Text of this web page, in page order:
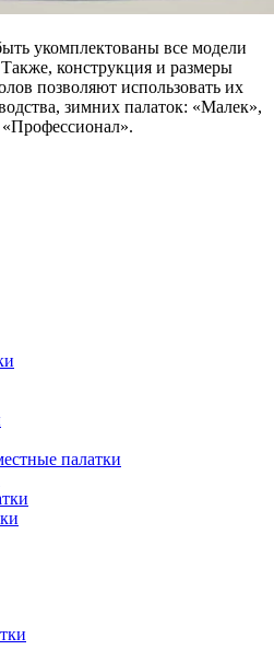
укомплектованы все модели
конструкция и размеры
позволяют использовать их
зимних палаток: «Малек»,
палатки